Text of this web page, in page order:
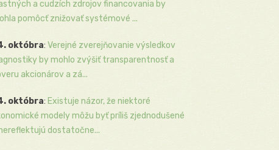
a cudzích zdrojov financovania by
pomôcť znižovať systémové ...
októbra: Verejné zverejňovanie výsledkov
by mohlo zvýšiť transparentnosť a
akcionárov a zá...
októbra: Existuje názor, že niektoré
modely môžu byť príliš zjednodušené
dostatočne...